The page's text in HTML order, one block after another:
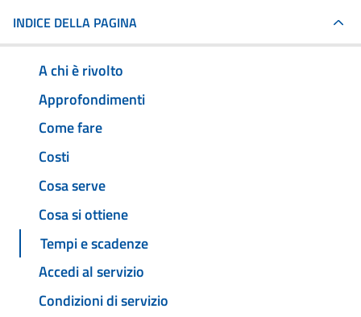
INDICE DELLA PAGINA
A chi è rivolto
Approfondimenti
Come fare
Costi
Cosa serve
Cosa si ottiene
Tempi e scadenze
Accedi al servizio
Condizioni di servizio